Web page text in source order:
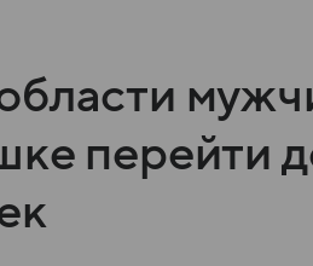
перейти